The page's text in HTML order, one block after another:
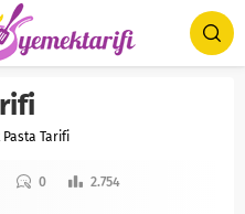
Pasta Tarifi
0 2.754